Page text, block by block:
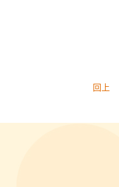
回上